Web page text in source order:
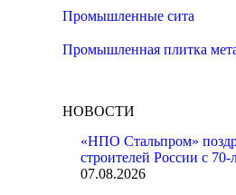
Промышленные сита
Промышленная плитка
НОВОСТИ
«НПО Стальпром»
строителей России с 70-
07.08.2026